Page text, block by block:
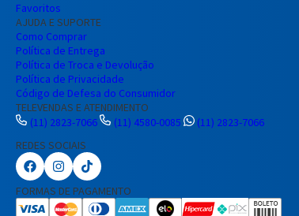
Favoritos
AJUDA E SUPORTE
Como Comprar
Política de Entrega
Política de Troca e Devolução
Política de Privacidade
Código de Defesa do Consumidor
TELEVENDAS E ATENDIMENTO
(11) 2823-7066
(11) 4580-0085
(11) 2823-7066
REDES SOCIAIS
FORMAS DE PAGAMENTO